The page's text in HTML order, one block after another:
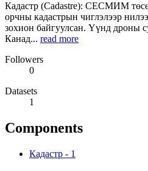
Кадастр (Cadastre): СЕСМИМ
орчны кадастрын чиглэлээр
зохион байгуулсан. Үүнд дроны
Канад... read more
Followers
0
Datasets
1
Components
Кадастр - 1